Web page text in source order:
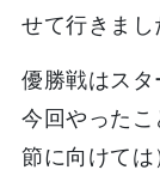
せて行きまし
優勝戦はスタ
今回やった
節に向けては